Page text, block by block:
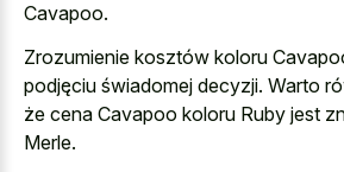
Cavapoo.
Zrozumienie kosztów koloru
podjęciu świadomej decyzji. Warto
że cena Cavapoo koloru Ruby jest
Merle.